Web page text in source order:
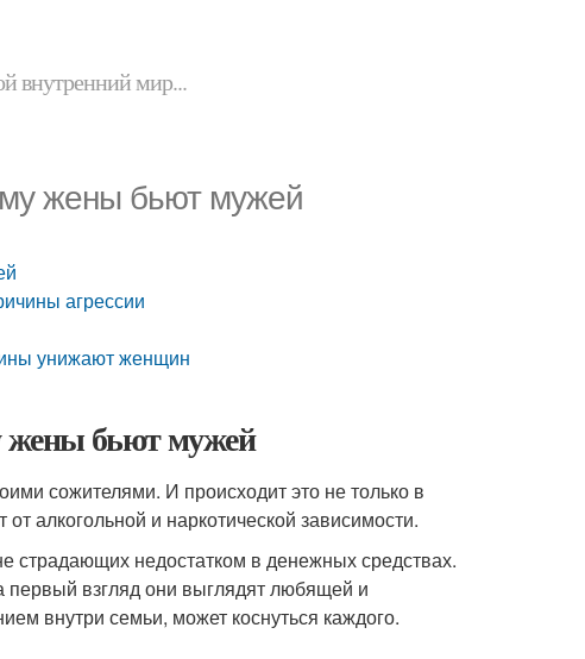
внутренний мир...
жены бьют мужей
агрессии
унижают женщин
жены бьют мужей
сожителями. И происходит это не только в
алкогольной и наркотической зависимости.
страдающих недостатком в денежных средствах.
первый взгляд они выглядят любящей и
внутри семьи, может коснуться каждого.